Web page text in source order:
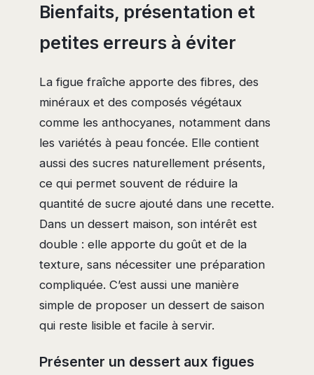
Bienfaits, présentation et
petites erreurs à éviter
La figue fraîche apporte des fibres, des
minéraux et des composés végétaux
comme les anthocyanes, notamment dans
les variétés à peau foncée. Elle contient
aussi des sucres naturellement présents,
ce qui permet souvent de réduire la
quantité de sucre ajouté dans une recette.
Dans un dessert maison, son intérêt est
double : elle apporte du goût et de la
texture, sans nécessiter une préparation
compliquée. C’est aussi une manière
simple de proposer un dessert de saison
qui reste lisible et facile à servir.
Présenter un dessert aux figues